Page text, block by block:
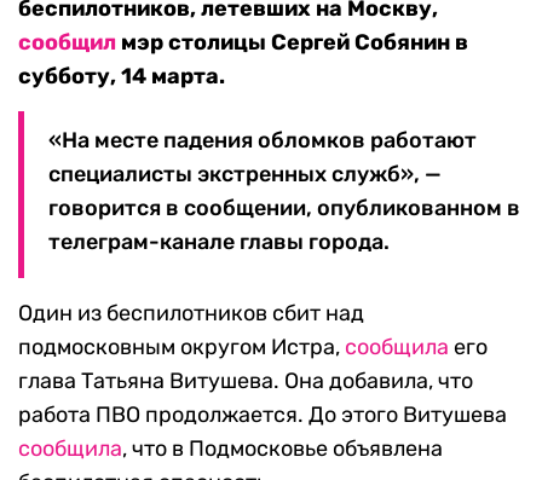
беспилотников, летевших на Москву,
сообщил мэр столицы Сергей Собянин в
субботу, 14 марта.
«На месте падения обломков работают
специалисты экстренных служб», —
говорится в сообщении, опубликованном в
телеграм-канале главы города.
Один из беспилотников сбит над
подмосковным округом Истра, сообщила его
глава Татьяна Витушева. Она добавила, что
работа ПВО продолжается. До этого Витушева
сообщила, что в Подмосковье объявлена